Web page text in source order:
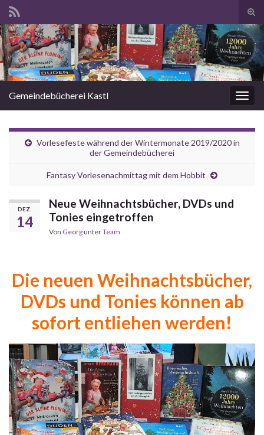
Search for:
Gemeindebücherei Kastl
Vorlesefeste während der Wintermonate 2019/2020 in
der Gemeindebücherei
Fantasy Vorlesenachmittag mit dem Hobbit
DEZ.
14
Neue Weihnachtsbücher, DVDs und
Tonies eingetroffen
Von GeorgunterTeam
Die neuen Weihnachtsbücher,
DVDs und Tonies können ab
sofort entliehen werden!